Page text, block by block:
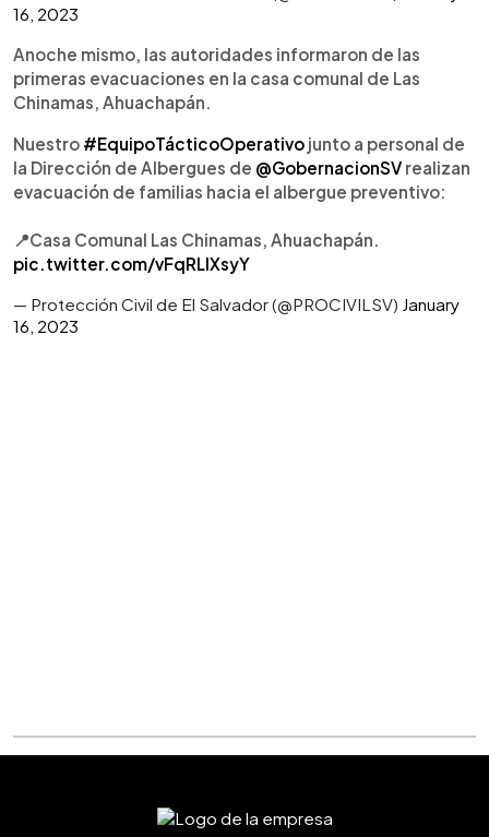
16, 2023
Anoche mismo, las autoridades informaron de las
primeras evacuaciones en la casa comunal de Las
Chinamas, Ahuachapán.
Nuestro #EquipoTácticoOperativo junto a personal de
la Dirección de Albergues de @GobernacionSV realizan
evacuación de familias hacia el albergue preventivo:
📍Casa Comunal Las Chinamas, Ahuachapán.
pic.twitter.com/vFqRLIXsyY
— Protección Civil de El Salvador (@PROCIVILSV) January
16, 2023